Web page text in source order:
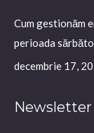
Cum gestionăm
perioada
decembrie 17,
Newsletter